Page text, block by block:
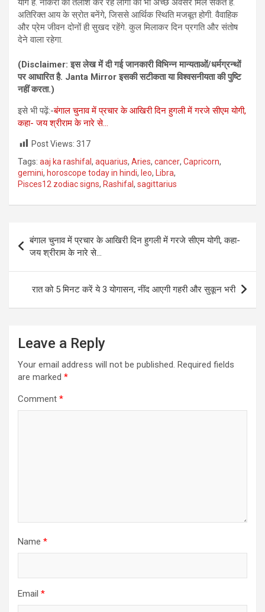
योग हैं. नौकरी की तलाश कर रहे लोगों को भी अच्छे अवसर मिल सकते हैं.
अतिरिक्त आय के स्रोत बनेंगे, जिससे आर्थिक स्थिति मजबूत होगी. वैवाहिक
और प्रेम जीवन दोनों ही सुखद रहेंगे. कुल मिलाकर दिन प्रगति और संतोष
देने वाला रहेगा.
(Disclaimer: इस लेख में दी गई जानकारी विभिन्‍न मान्‍यताओं/धर्मग्रन्‍थों
पर आधारित है. Janta Mirror इसकी सटीकता या विश्‍वसनीयता की पुष्टि
नहीं करता.)
इसे भी पढ़ें:-बंगाल चुनाव में प्रचार के आखिरी दिन हुगली में गरजे सीएम योगी,
कहा- जय श्रीराम के नारे से…
Post Views: 317
Tags: aaj ka rashifal , aquarius, Aries, cancer, Capricorn,
gemini, horoscope today in hindi, leo, Libra,
Pisces12 zodiac signs, Rashifal , sagittarius
Post
navigation
बंगाल चुनाव में प्रचार के आखिरी दिन हुगली में गरजे सीएम योगी, कहा-
जय श्रीराम के नारे से…
रात को 5 मिनट करें ये 3 योगासन, नींद आएगी गहरी और सुकून भरी
Leave a Reply
Your email address will not be published. Required fields
are marked *
Comment *
Name *
Email *